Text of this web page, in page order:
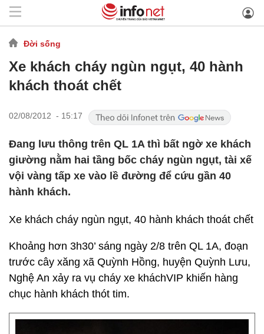
Đời sống
Xe khách cháy ngùn ngụt, 40 hành
khách thoát chết
02/08/2012 - 15:17
Đang lưu thông trên QL 1A thì bất ngờ xe khách
giường nằm hai tầng bốc cháy ngùn ngụt, tài xế
vội vàng tấp xe vào lề đường để cứu gần 40
hành khách.
Xe khách cháy ngùn ngụt, 40 hành khách thoát chết
Khoảng hơn 3h30’ sáng ngày 2/8 trên QL 1A, đoạn
trước cây xăng xã Quỳnh Hồng, huyện Quỳnh Lưu,
Nghệ An xảy ra vụ cháy xe kháchVIP khiến hàng
chục hành khách thót tim.